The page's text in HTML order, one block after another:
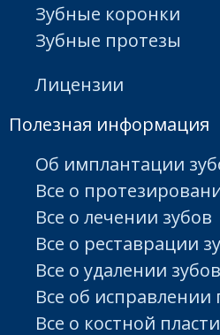
Зубные коронки
Зубные протезы
Лицензии
Полезная информация
Об имплантации
Все о
Все о лечении зубов
Все о реставрации
Все о удалении зубов
Все об исправлении
Все о костной